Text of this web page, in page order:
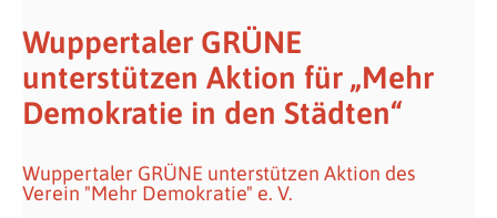
Wuppertaler GRÜNE
unterstützen Aktion für „Mehr
Demokratie in den Städten“
Wuppertaler GRÜNE unterstützen Aktion des
Verein "Mehr Demokratie" e. V.